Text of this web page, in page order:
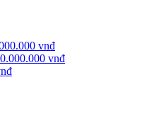
vnđ
vnđ